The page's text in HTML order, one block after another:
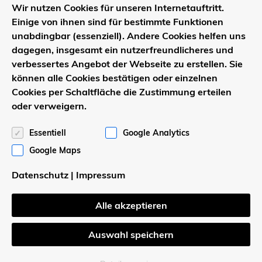
Wapelhorst Baugesellschaft mbH
59519 Möhnesee-Körbecke
Tel. 02924 / 85 14 50
Börnigeweg 5
59519 Möhnesee-Körbecke
Wir nutzen Cookies für unseren Internetauftritt.
Einige von ihnen sind für bestimmte Funktionen
unabdingbar (essenziell). Andere Cookies helfen uns
dagegen, insgesamt ein nutzerfreundlicheres und
verbessertes Angebot der Webseite zu erstellen. Sie
können alle Cookies bestätigen oder einzelnen
Cookies per Schaltfläche die Zustimmung erteilen
oder verweigern.
Essentiell
Google Analytics
Google Maps
Datenschutz | Impressum
Alle akzeptieren
Auswahl speichern